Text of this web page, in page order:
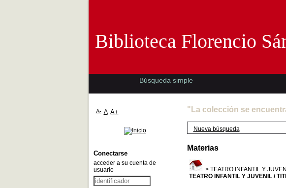
"La colección se
Nueva búsqueda
Materias
> TEATRO INFANTIL Y
TEATRO INFANTIL Y JUVENIL /
Biblioteca Florencio
Búsqueda simple
A- A A+
Conectarse
acceder a su cuenta de
usuario